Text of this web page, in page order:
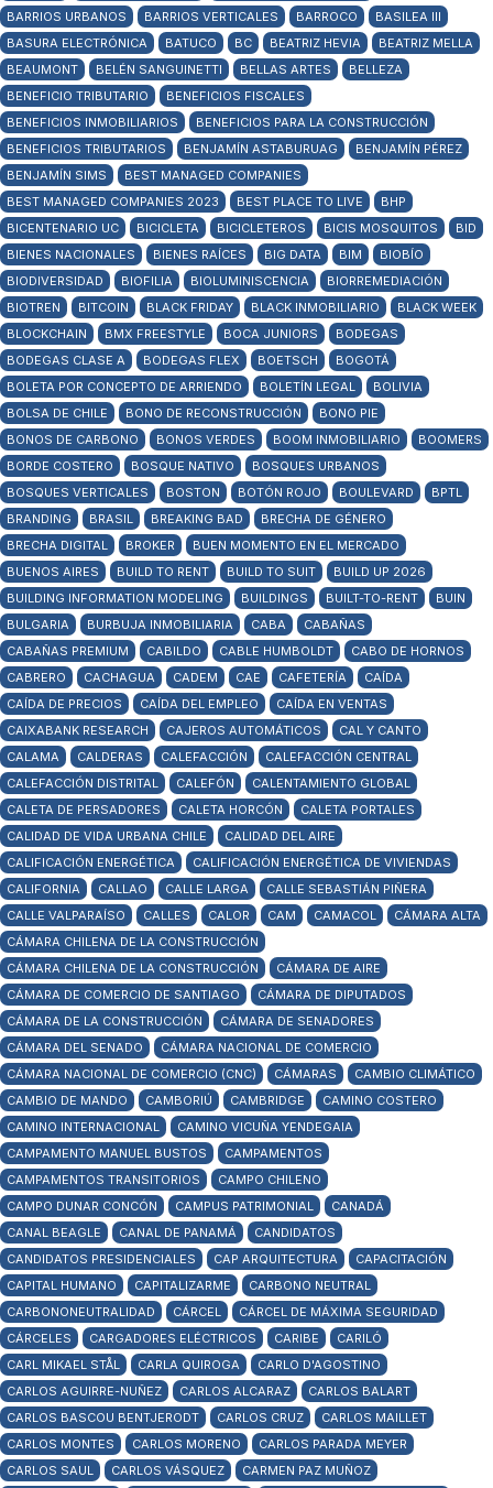
BARRIOS URBANOS
BARRIOS VERTICALES BARROCO
BASILEA III
BASURA ELECTRÓNICA
BATUCO BC BEATRIZ HEVIA
BEATRIZ MELLA
BEAUMONT
BELÉN SANGUINETTI BELLAS ARTES
BELLEZA
BENEFICIO TRIBUTARIO
BENEFICIOS FISCALES
BENEFICIOS INMOBILIARIOS
BENEFICIOS PARA LA CONSTRUCCIÓN
BENEFICIOS TRIBUTARIOS
BENJAMÍN ASTABURUAG
BENJAMÍN PÉREZ
BENJAMÍN SIMS
BEST MANAGED COMPANIES
BEST MANAGED COMPANIES 2023
BEST PLACE TO LIVE
BHP
BICENTENARIO UC
BICICLETA BICICLETEROS BICIS MOSQUITOS
BID
BIENES NACIONALES
BIENES RAÍCES BIG DATA BIM
BIOBÍO
BIODIVERSIDAD
BIOFILIA BIOLUMINISCENCIA
BIORREMEDIACIÓN
BIOTREN
BITCOIN BLACK FRIDAY BLACK INMOBILIARIO
BLACK WEEK
BLOCKCHAIN
BMX FREESTYLE BOCA JUNIORS
BODEGAS
BODEGAS CLASE A
BODEGAS FLEX BOETSCH
BOGOTÁ
BOLETA POR CONCEPTO DE ARRIENDO
BOLETÍN LEGAL
BOLIVIA
BOLSA DE CHILE
BONO DE RECONSTRUCCIÓN
BONO PIE
BONOS DE CARBONO
BONOS VERDES BOOM INMOBILIARIO
BOOMERS
BORDE COSTERO
BOSQUE NATIVO
BOSQUES URBANOS
BOSQUES VERTICALES
BOSTON BOTÓN ROJO BOULEVARD
BPTL
BRANDING
BRASIL BREAKING BAD
BRECHA DE GÉNERO
BRECHA DIGITAL
BROKER
BUEN MOMENTO EN EL MERCADO
BUENOS AIRES
BUILD TO RENT BUILD TO SUIT
BUILD UP 2026
BUILDING INFORMATION MODELING
BUILDINGS BUILT-TO-RENT
BUIN
BULGARIA
BURBUJA INMOBILIARIA CABA
CABAÑAS
CABAÑAS PREMIUM
CABILDO CABLE HUMBOLDT
CABO DE HORNOS
CABRERO
CACHAGUA CADEM CAE CAFETERÍA
CAÍDA
CAÍDA DE PRECIOS
CAÍDA DEL EMPLEO
CAÍDA EN VENTAS
CAIXABANK RESEARCH
CAJEROS AUTOMÁTICOS
CAL Y CANTO
CALAMA
CALDERAS CALEFACCIÓN
CALEFACCIÓN CENTRAL
CALEFACCIÓN DISTRITAL
CALEFÓN
CALENTAMIENTO GLOBAL
CALETA DE PERSADORES
CALETA HORCÓN
CALETA PORTALES
CALIDAD DE VIDA URBANA CHILE
CALIDAD DEL AIRE
CALIFICACIÓN ENERGÉTICA
CALIFICACIÓN ENERGÉTICA DE VIVIENDAS
CALIFORNIA
CALLAO CALLE LARGA
CALLE SEBASTIÁN PIÑERA
CALLE VALPARAÍSO
CALLES CALOR CAM CAMACOL
CÁMARA ALTA
CÁMARA CHILENA DE LA CONSTRUCCIÓN
CÁMARA CHILENA DE LA CONSTRUCCIÓN
CÁMARA DE AIRE
CÁMARA DE COMERCIO DE SANTIAGO
CÁMARA DE DIPUTADOS
CÁMARA DE LA CONSTRUCCIÓN
CÁMARA DE SENADORES
CÁMARA DEL SENADO
CÁMARA NACIONAL DE COMERCIO
CÁMARA NACIONAL DE COMERCIO (CNC)
CÁMARAS
CAMBIO CLIMÁTICO
CAMBIO DE MANDO
CAMBORIÚ CAMBRIDGE
CAMINO COSTERO
CAMINO INTERNACIONAL
CAMINO VICUÑA YENDEGAIA
CAMPAMENTO MANUEL BUSTOS
CAMPAMENTOS
CAMPAMENTOS TRANSITORIOS
CAMPO CHILENO
CAMPO DUNAR CONCÓN
CAMPUS PATRIMONIAL
CANADÁ
CANAL BEAGLE
CANAL DE PANAMÁ
CANDIDATOS
CANDIDATOS PRESIDENCIALES
CAP ARQUITECTURA
CAPACITACIÓN
CAPITAL HUMANO
CAPITALIZARME
CARBONO NEUTRAL
CARBONONEUTRALIDAD
CÁRCEL
CÁRCEL DE MÁXIMA SEGURIDAD
CÁRCELES
CARGADORES ELÉCTRICOS CARIBE
CARILÓ
CARL MIKAEL STÅL
CARLA QUIROGA
CARLO D'AGOSTINO
CARLOS AGUIRRE-NUÑEZ
CARLOS ALCARAZ
CARLOS BALART
CARLOS BASCOU BENTJERODT
CARLOS CRUZ
CARLOS MAILLET
CARLOS MONTES
CARLOS MORENO
CARLOS PARADA MEYER
CARLOS SAUL
CARLOS VÁSQUEZ
CARMEN PAZ MUÑOZ